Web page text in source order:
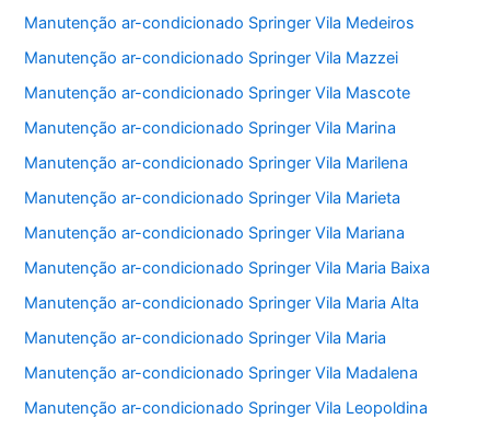
Manutenção ar-condicionado Springer Vila Medeiros
Manutenção ar-condicionado Springer Vila Mazzei
Manutenção ar-condicionado Springer Vila Mascote
Manutenção ar-condicionado Springer Vila Marina
Manutenção ar-condicionado Springer Vila Marilena
Manutenção ar-condicionado Springer Vila Marieta
Manutenção ar-condicionado Springer Vila Mariana
Manutenção ar-condicionado Springer Vila Maria Baixa
Manutenção ar-condicionado Springer Vila Maria Alta
Manutenção ar-condicionado Springer Vila Maria
Manutenção ar-condicionado Springer Vila Madalena
Manutenção ar-condicionado Springer Vila Leopoldina